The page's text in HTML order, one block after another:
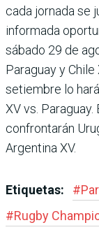
cada jornada se
infor­mada
sábado 29 de
Paraguay y Chile
setiembre lo
XV vs.
confrontarán
Argentina XV.
Etiquetas: #
#Rugby